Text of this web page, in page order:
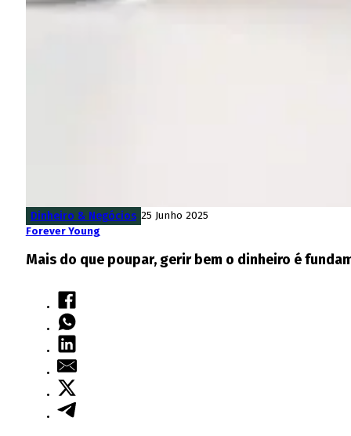
Dinheiro & Negócios 25 Junho 2025
Forever Young
Mais do que poupar, gerir bem o dinheiro é